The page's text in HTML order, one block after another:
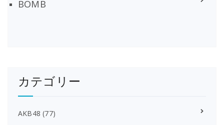
BOMB
カテゴリー
AKB48 (77)